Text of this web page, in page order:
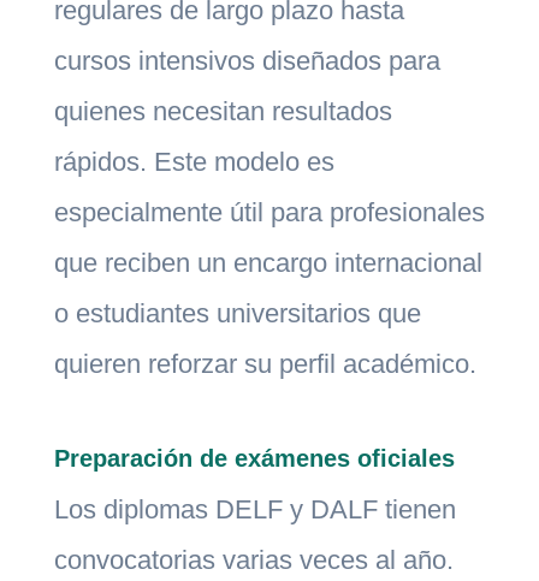
regulares de largo plazo hasta
cursos intensivos diseñados para
quienes necesitan resultados
rápidos. Este modelo es
especialmente útil para profesionales
que reciben un encargo internacional
o estudiantes universitarios que
quieren reforzar su perfil académico.
Preparación de exámenes oficiales
Los diplomas DELF y DALF tienen
convocatorias varias veces al año.